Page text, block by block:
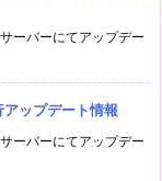
ーバーにてアップデー
ップデート情報
ーバーにてアップデー